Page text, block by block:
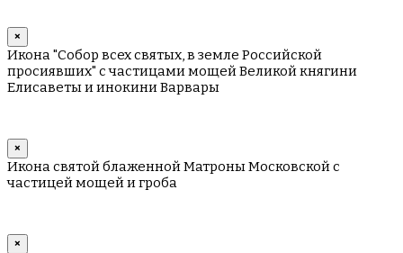
×
Икона "Собор всех святых, в земле Российской
просиявших" с частицами мощей Великой княгини
Елисаветы и инокини Варвары
×
Икона святой блаженной Матроны Московской с
частицей мощей и гроба
×